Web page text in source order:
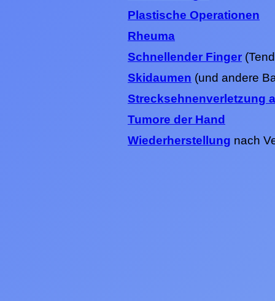
Plastische Operationen
Rheuma
Schnellender Finger
Skidaumen (und andere
Strecksehnenverletzung
Tumore der Hand
Wiederherstellung nach